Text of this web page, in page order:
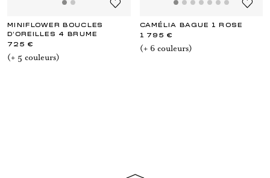
MINIFLOWER BOUCLES
D'OREILLES 4 BRUME
725 €
(+ 5 couleurs)
CAMÉLIA BAGUE 1 ROSE
1 795 €
(+ 6 couleurs)